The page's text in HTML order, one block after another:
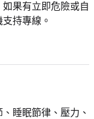
果有立即危險或自
持專線。
睡眠節律、壓力、